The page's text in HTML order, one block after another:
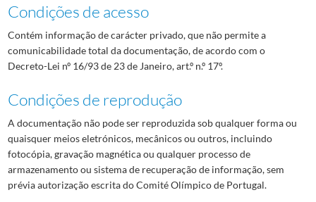
Condições de acesso
Contém informação de carácter privado, que não permite a
comunicabilidade total da documentação, de acordo com o
Decreto-Lei nº 16/93 de 23 de Janeiro, art.º n.º 17º.
Condições de reprodução
A documentação não pode ser reproduzida sob qualquer forma ou
quaisquer meios eletrónicos, mecânicos ou outros, incluindo
fotocópia, gravação magnética ou qualquer processo de
armazenamento ou sistema de recuperação de informação, sem
prévia autorização escrita do Comité Olímpico de Portugal.